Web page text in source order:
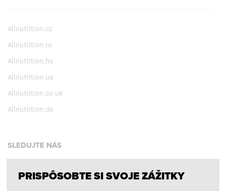
Allnutrition.cz
Allnutrition.ro
Allnutrition.hu
Allnutrition.ua
Allnutrition.co.uk
Allnutrition.de
SLEDUJTE NÁS
Facebook
PRISPÔSOBTE SI SVOJE ZÁŽITKY